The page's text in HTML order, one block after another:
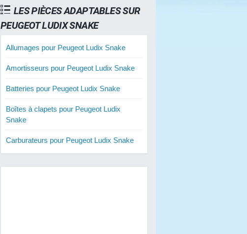
LES PIÈCES ADAPTABLES SUR
PEUGEOT LUDIX SNAKE
Allumages pour Peugeot Ludix Snake
Amortisseurs pour Peugeot Ludix Snake
Batteries pour Peugeot Ludix Snake
Boîtes à clapets pour Peugeot Ludix
Snake
Carburateurs pour Peugeot Ludix Snake